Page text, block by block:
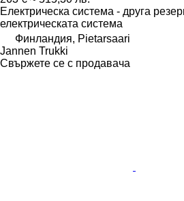
Електрическа система - друга
електрическата система
Финландия, Pietarsaari
Jannen Trukki
Свържете се с продавача